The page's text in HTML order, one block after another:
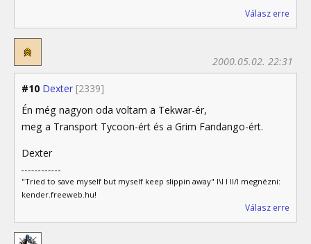
Válasz erre
#10 Dexter [2339]
2000.05.02. 22:31
Én még nagyon oda voltam a Tekwar-ér,
meg a Transport Tycoon-ért és a Grim Fandango-ért.
Dexter
"Tried to save myself but myself keep slippin away" I\I I II/I megnézni:
kender.freeweb.hu!
Válasz erre